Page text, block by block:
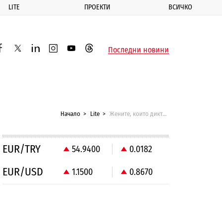
LITE ПРОЕКТИ ВСИЧКО
twitterlinkedininstagram
youtubethreadsПоследни новини
Начало Lite Жените, които диктуват модата през 2012 г.
EUR/TRY 54.9400 0.0182
EUR/USD 1.1500 0.8670